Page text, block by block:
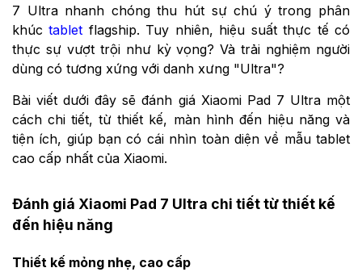
7 Ultra nhanh chóng thu hút sự chú ý trong phân
khúctablet flagship. Tuy nhiên, hiệu suất thực tế có
thực sự vượt trội như kỳ vọng? Và trải nghiệm người
dùng có tương xứng với danh xưng "Ultra"?
Bài viết dưới đây sẽ đánh giá Xiaomi Pad 7 Ultra một
cách chi tiết, từ thiết kế, màn hình đến hiệu năng và
tiện ích, giúp bạn có cái nhìn toàn diện về mẫu tablet
cao cấp nhất của Xiaomi.
Đánh giá Xiaomi Pad 7 Ultra chi tiết từ thiết kế
đến hiệu năng
Thiết kế mỏng nhẹ, cao cấp